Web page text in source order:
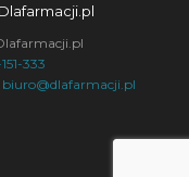
333
biuro@dlafarmacji.pl